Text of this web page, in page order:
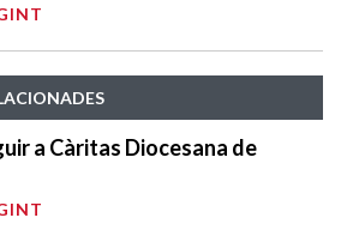
a Càritas Diocesana de